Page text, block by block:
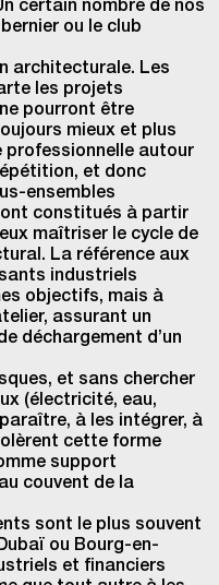
certain nombre de nos
ou le club
architecturale. Les
les projets
pourront être
mieux et plus
professionnelle autour
et donc
ensembles
constitués à partir
maîtriser le cycle de
La référence aux
industriels
objectifs, mais à
assurant un
déchargement d’un
et sans chercher
(électricité, eau,
à les intégrer, à
cette forme
support
couvent de la
sont le plus souvent
ou Bourg-en-
et financiers